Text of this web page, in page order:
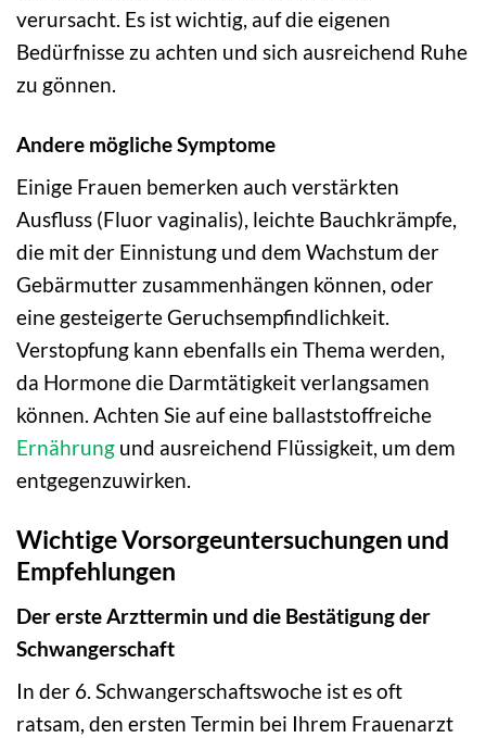
verursacht. Es ist wichtig, auf die eigenen
Bedürfnisse zu achten und sich ausreichend Ruhe
zu gönnen.
Andere mögliche Symptome
Einige Frauen bemerken auch verstärkten
Ausfluss (Fluor vaginalis), leichte Bauchkrämpfe,
die mit der Einnistung und dem Wachstum der
Gebärmutter zusammenhängen können, oder
eine gesteigerte Geruchsempfindlichkeit.
Verstopfung kann ebenfalls ein Thema werden,
da Hormone die Darmtätigkeit verlangsamen
können. Achten Sie auf eine ballaststoffreiche
Ernährung und ausreichend Flüssigkeit, um dem
entgegenzuwirken.
Wichtige Vorsorgeuntersuchungen und
Empfehlungen
Der erste Arzttermin und die Bestätigung der
Schwangerschaft
In der 6. Schwangerschaftswoche ist es oft
ratsam, den ersten Termin bei Ihrem Frauenarzt